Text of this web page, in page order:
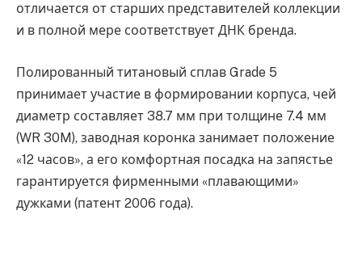
отличается от старших представителей коллекции
и в полной мере соответствует ДНК бренда.
Полированный титановый сплав Grade 5
принимает участие в формировании корпуса, чей
диаметр составляет 38.7 мм при толщине 7.4 мм
(WR 30M), заводная коронка занимает положение
«12 часов», а его комфортная посадка на запястье
гарантируется фирменными «плавающими»
дужками (патент 2006 года).